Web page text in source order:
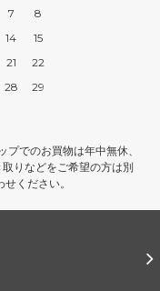
7
8
14
15
21
22
28
29
でのお買物は年中無休、
りなどをご希望の方は別
ください。